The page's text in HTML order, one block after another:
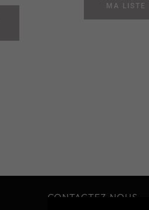
MA LISTE
CONTACTEZ-NOUS